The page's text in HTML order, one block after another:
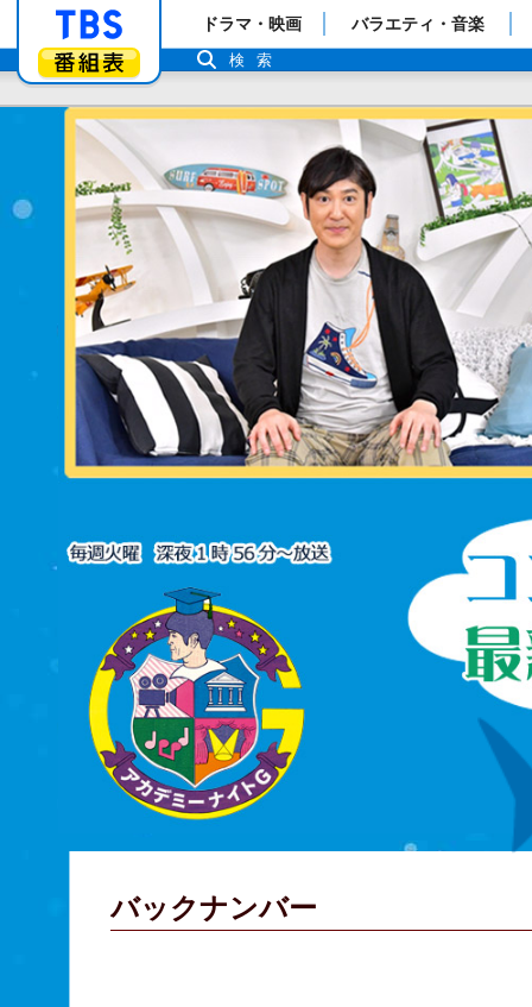
「TBSテレビ」トップページ
番組表
ドラマ・映画 バラエティ・音楽
検索
バックナンバー